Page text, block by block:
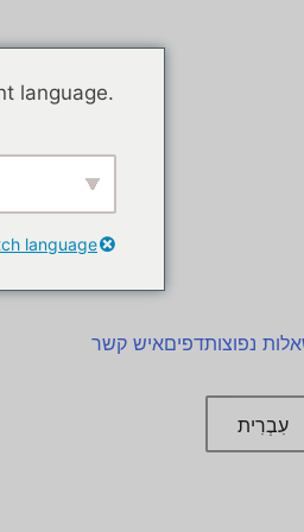
נפוצותדפיםאיש קשר
עִבְרִית
language.
language